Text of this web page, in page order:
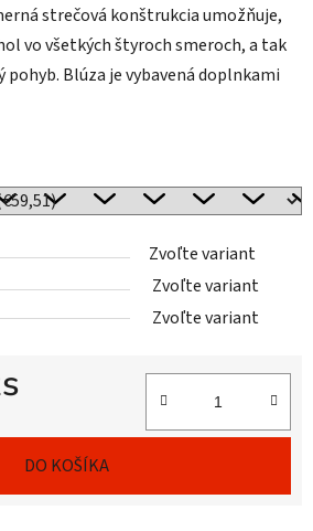
strečová konštrukcia umožňuje,
vo všetkých štyroch smeroch, a tak
pohyb. Blúza je vybavená doplnkami
Zvoľte variant
Zvoľte variant
Zvoľte variant
DO KOŠÍKA